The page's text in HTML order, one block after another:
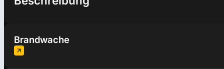
Brandwache